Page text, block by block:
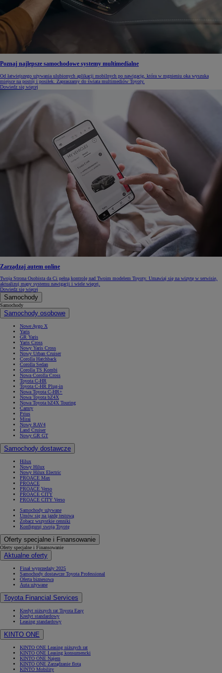
Poznaj najlepsze samochodowe systemy multimedialne
Od łatwiejszego używania ulubionych aplikacji mobilnych po nawigację, która w mgnieniu oka wyszuka
miejsce na postój i posiłek. Zapraszamy do świata multimediów Toyoty.
Dowiedz się więcej
Zarządzaj autem online
Twoja Strona Osobista da Ci pełną kontrolę nad Twoim modelem Toyoty. Umawiaj się na wizytę w serwisie,
aktualizuj mapy systemu nawigacji i wiele więcej.
Dowiedz się więcej
Samochody
Samochody
Samochody osobowe
Nowe Aygo X
Yaris
GR Yaris
Yaris Cross
Nowy Yaris Cross
Nowy Urban Cruiser
Corolla Hatchback
Corolla Sedan
Corolla TS Kombi
Nowa Corolla Cross
Toyota C-HR
Toyota C-HR Plug-in
Nowa Toyota C-HR+
Nowa Toyota bZ4X
Nowa Toyota bZ4X Touring
Camry
Prius
Mirai
Nowy RAV4
Land Cruiser
Nowy GR GT
Samochody dostawcze
Hilux
Nowy Hilux
Nowy Hilux Electric
PROACE Max
PROACE
PROACE Verso
PROACE CITY
PROACE CITY Verso
Samochody używane
Umów się na jazdę testową
Zobacz wszystkie cenniki
Konfiguruj swoją Toyotę
Oferty specjalne i Finansowanie
Oferty specjalne i Finansowanie
Aktualne oferty
Finał wyprzedaży 2025
Samochody dostawcze Toyota Professional
Oferta biznesowa
Auta używane
Toyota Financial Services
Kredyt niższych rat Toyota Easy
Kredyt standardowy
Leasing standardowy
KINTO ONE
KINTO ONE Leasing niższych rat
KINTO ONE Leasing konsumencki
KINTO ONE Najem
KINTO ONE Zarządzanie flotą
KINTO Mobility